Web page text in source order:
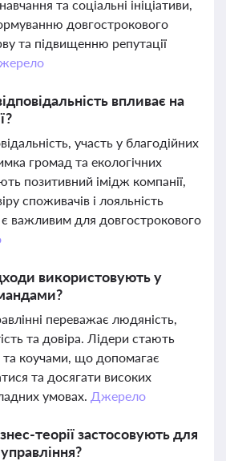
та соціальні ініціативи,
довгострокового
та підвищенню репутації
впливає на
участь у благодійних
громад та екологічних
позитивний імідж компанії,
споживачів і лояльність
є важливим для довгострокового
використовують у
переважає людяність,
та довіра. Лідери стають
та коучами, що допомагає
та досягати високих
умовах. Джерело
теорії застосовують для